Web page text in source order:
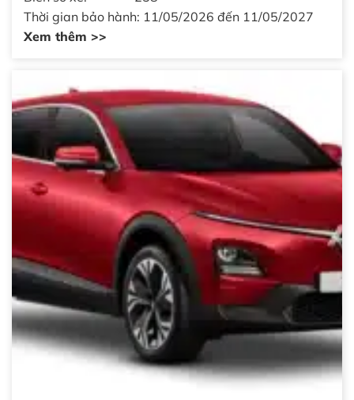
Thời gian bảo hành: 11/05/2026 đến 11/05/2027
Xem thêm >>